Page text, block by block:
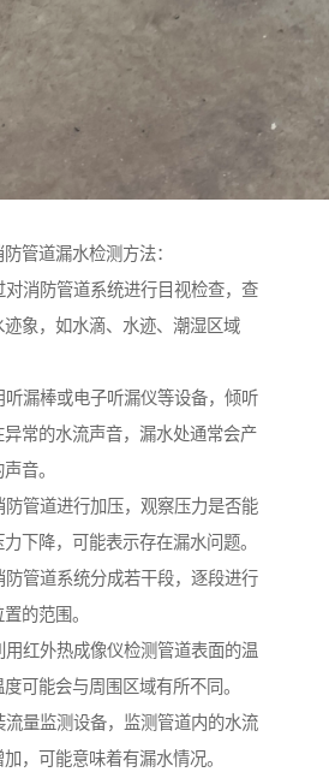
管道漏水检测方法：
对消防管道系统进行目视检查，查
象，如水滴、水迹、潮湿区域
听漏棒或电子听漏仪等设备，倾听
常的水流声音，漏水处通常会产
音。
管道进行加压，观察压力是否能
下降，可能表示存在漏水问题。
管道系统分成若干段，逐段进行
的范围。
红外热成像仪检测管道表面的温
可能会与周围区域有所不同。
量监测设备，监测管道内的水流
，可能意味着有漏水情况。